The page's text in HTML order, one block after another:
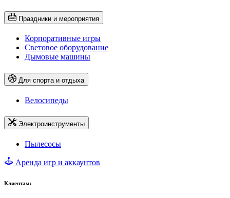
Праздники и мероприятия
Корпоративные игры
Световое оборудование
Дымовые машины
Для спорта и отдыха
Велосипеды
Электроинструменты
Пылесосы
Аренда игр и аккаунтов
Клиентам: